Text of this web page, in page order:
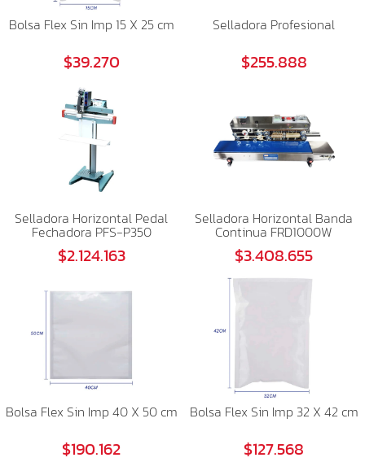
Bolsa Flex Sin Imp 15 X 25 cm
$39.270
Selladora Profesional
$255.888
Selladora Horizontal Pedal
Fechadora PFS-P350
$2.124.163
Selladora Horizontal Banda
Continua FRD1000W
$3.408.655
Bolsa Flex Sin Imp 40 X 50 cm
$190.162
Bolsa Flex Sin Imp 32 X 42 cm
$127.568